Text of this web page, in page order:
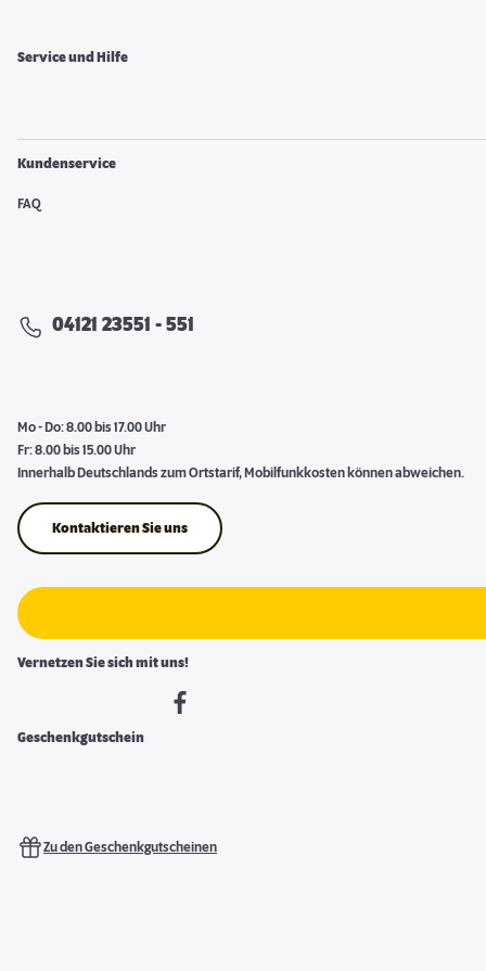
Service und Hilfe
Kundenservice
FAQ
04121 23551 - 551
Mo - Do: 8.00 bis 17.00 Uhr
Fr: 8.00 bis 15.00 Uhr
Innerhalb Deutschlands zum Ortstarif, Mobilfunkkosten können abweichen.
Kontaktieren Sie uns
Vernetzen Sie sich mit uns!
Geschenkgutschein
Zu den Geschenkgutscheinen